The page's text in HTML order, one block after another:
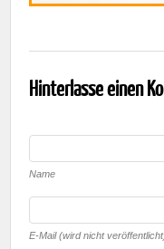
Hinterlasse einen
Name
E-Mail (wird nicht